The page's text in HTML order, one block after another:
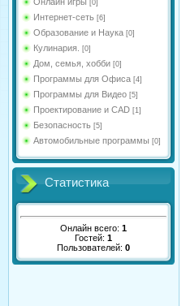
[0]
Интернет-сеть [6]
Образование и Наука [0]
Кулинария. [0]
Дом, семья, хобби [0]
Программы для Офиса [4]
Программы для Видео [5]
Проектирование и CAD [1]
Безопасность [5]
Автомобильные программы [0]
Статистика
Онлайн всего: 1
Гостей: 1
Пользователей: 0